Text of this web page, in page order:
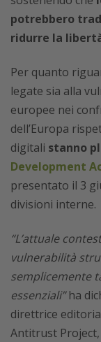
potrebbero
ridurre la
Per quanto
legate sia alla
europee nei
dell’Europa
digitali stanno
Development
presentato il 3
divisioni interne.
“L’attuale
vulnerabilità
semplicemente
essenziali”ha
direttrice
Antitrust